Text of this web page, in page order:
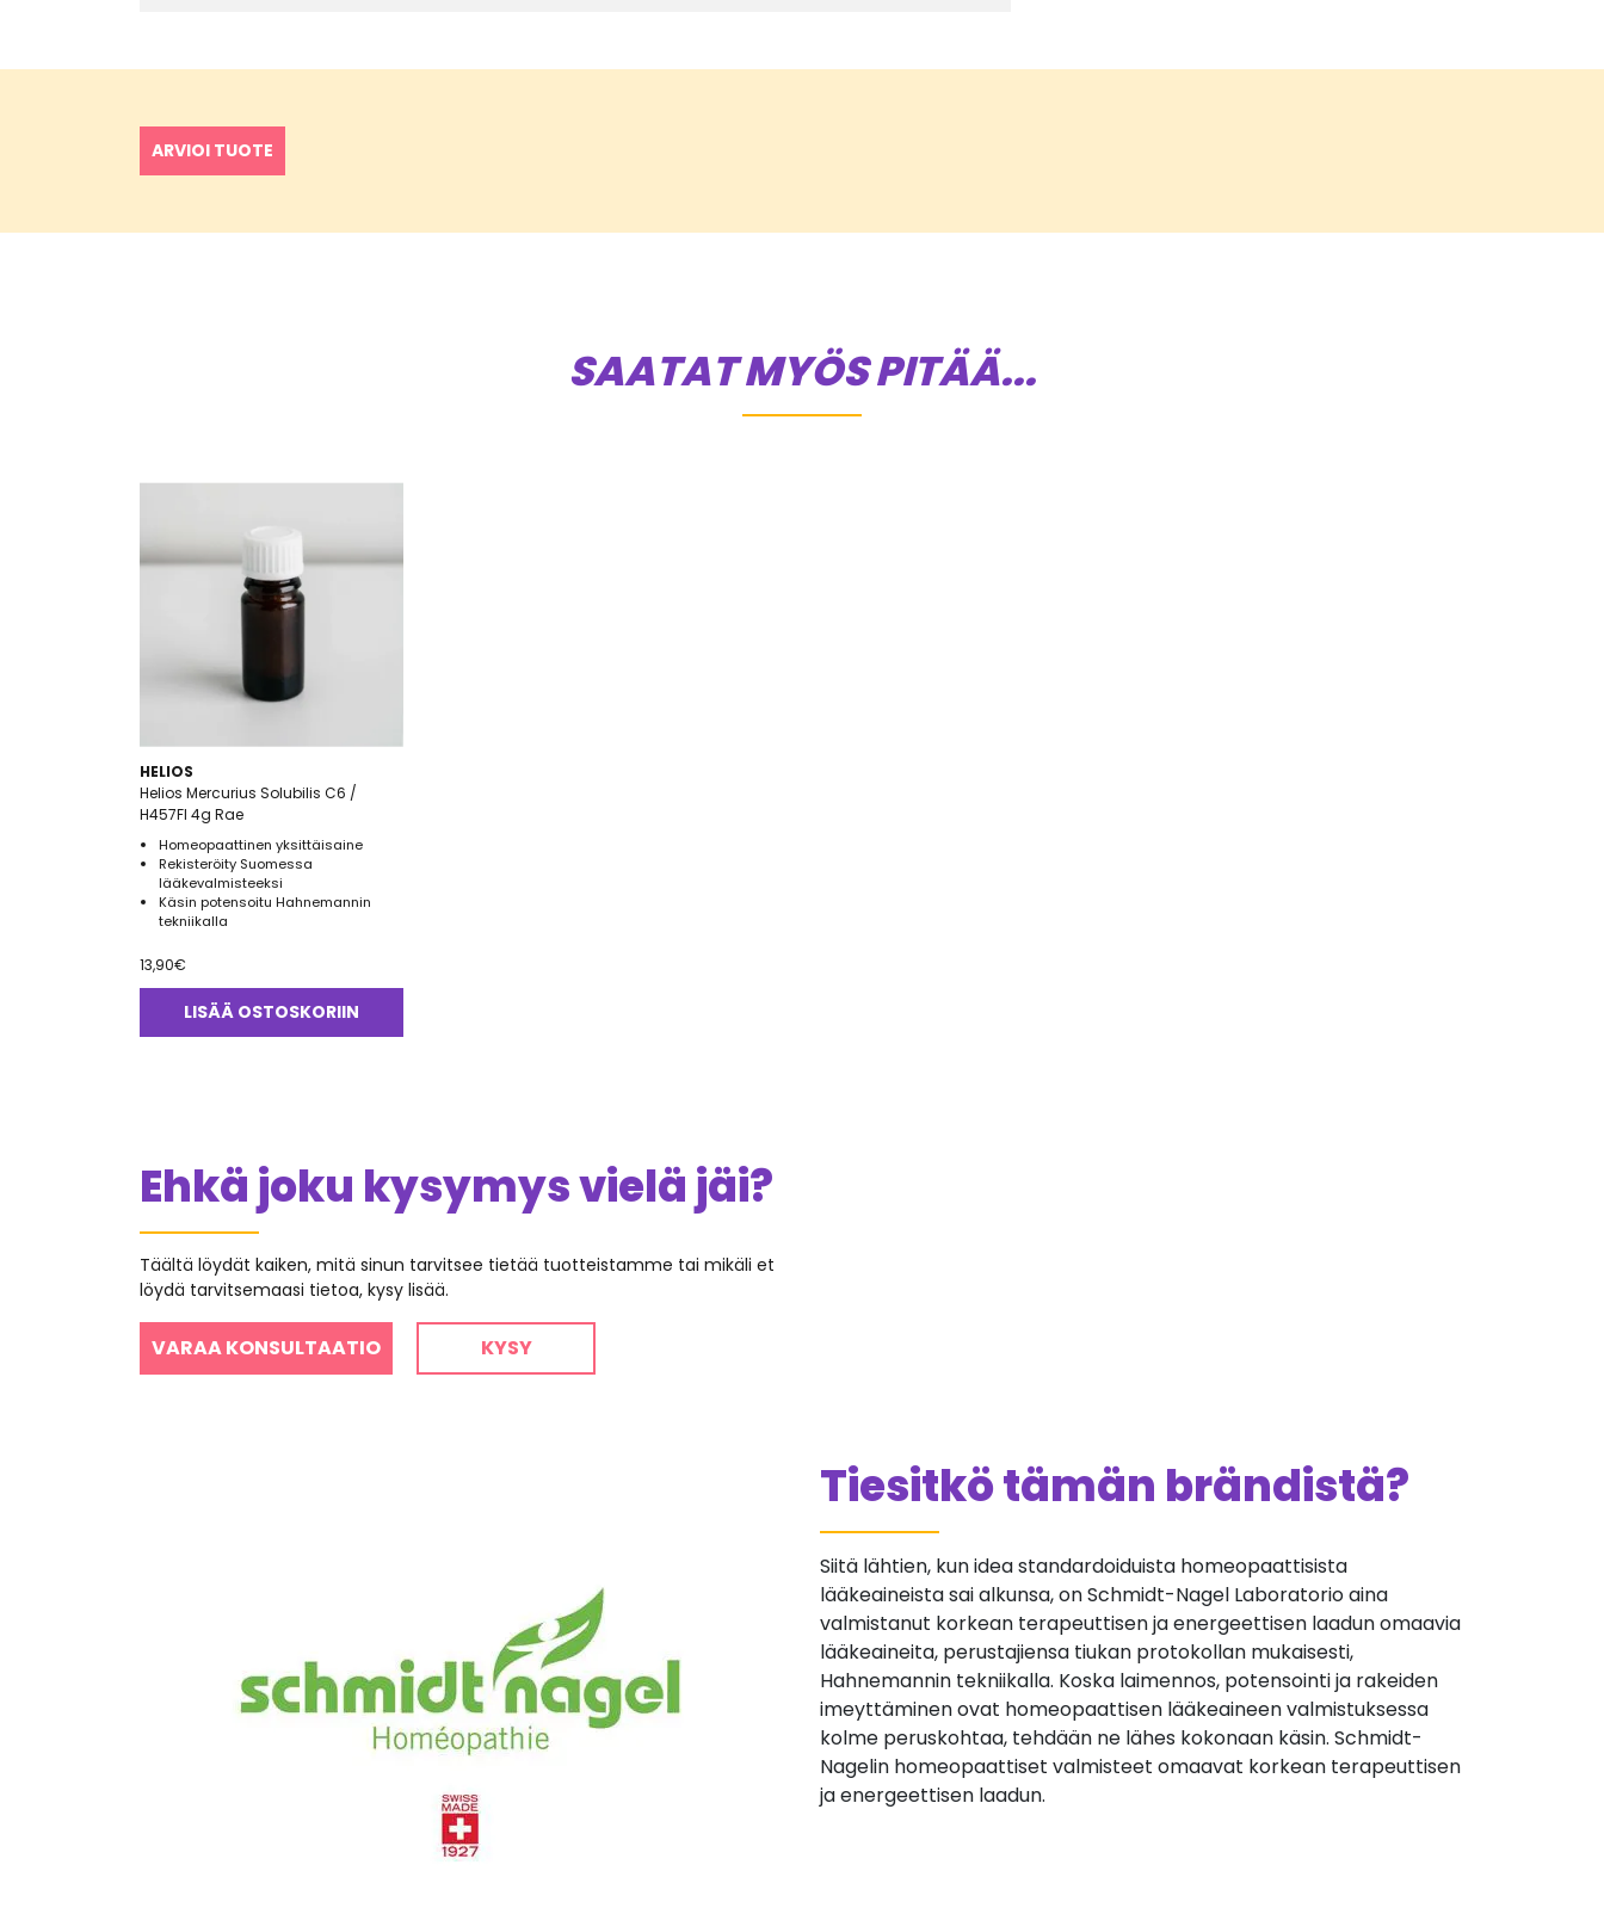
ARVIOI TUOTE
SAATAT MYÖS PITÄÄ...
HELIOS
Helios Mercurius Solubilis C6 /
H457FI 4g Rae
Homeopaattinen yksittäisaine
Rekisteröity Suomessa
lääkevalmisteeksi
Käsin potensoitu Hahnemannin
tekniikalla
13,90€
LISÄÄ OSTOSKORIIN
Ehkä joku kysymys vielä jäi?
Täältä löydät kaiken, mitä sinun tarvitsee tietää tuotteistamme tai mikäli et
löydä tarvitsemaasi tietoa, kysy lisää.
VARAA KONSULTAATIO KYSY
Tiesitkö tämän brändistä?
Siitä lähtien, kun idea standardoiduista homeopaattisista
lääkeaineista sai alkunsa, on Schmidt-Nagel Laboratorio aina
valmistanut korkean terapeuttisen ja energeettisen laadun omaavia
lääkeaineita, perustajiensa tiukan protokollan mukaisesti,
Hahnemannin tekniikalla. Koska laimennos, potensointi ja rakeiden
imeyttäminen ovat homeopaattisen lääkeaineen valmistuksessa
kolme peruskohtaa, tehdään ne lähes kokonaan käsin. Schmidt-
Nagelin homeopaattiset valmisteet omaavat korkean terapeuttisen
ja energeettisen laadun.